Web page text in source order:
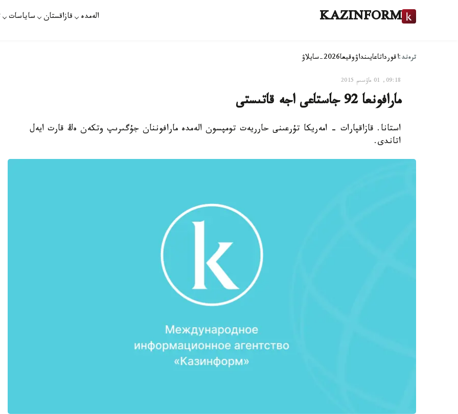
KAZINFORM الەمدە قازاقستان ساياسات
ترەند:اقورداتاعايىنداۋوقيعا2026-سايلاۋ
09:18, 01 ماۋسىم 2015
مارافونعا 92 جاستاعى اجە قاتىستى
استانا. قازاقپارات - امەريكا تۇرعىنى حارريەت تومپسون الەمدە مارافوننان جۇگىرىپ وتكەن ەڭ قارت ايەل
اتاندى.